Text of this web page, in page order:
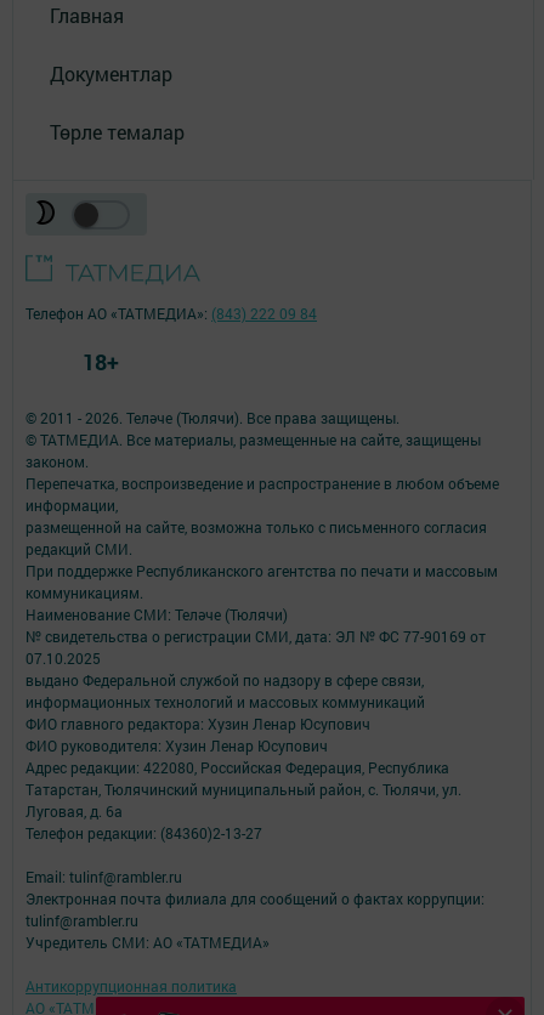
Главная
Документлар
Төрле темалар
© 2011 - 2026. Теләче (Тюлячи). Все права защищены.
© ТАТМЕДИА. Все материалы, размещенные на сайте, защищены
законом.
Перепечатка, воспроизведение и распространение в любом объеме
информации,
размещенной на сайте, возможна только с письменного согласия
редакций СМИ.
При поддержке Республиканского агентства по печати и массовым
коммуникациям.
Наименование СМИ: Теләче (Тюлячи)
№ свидетельства о регистрации СМИ, дата: ЭЛ № ФС 77-90169 от
07.10.2025
выдано Федеральной службой по надзору в сфере связи,
информационных технологий и массовых коммуникаций
ФИО главного редактора: Хузин Ленар Юсупович
ФИО руководителя: Хузин Ленар Юсупович
Адрес редакции: 422080, Российская Федерация, Республика
Татарстан, Тюлячинский муниципальный район, с. Тюлячи, ул.
Луговая, д. 6а
Телефон редакции: (84360)2-⁠13-⁠27
Email: tulinf@rambler.ru
Электронная почта филиала для сообщений о фактах коррупции:
tulinf@rambler.ru
Учредитель СМИ: АО «ТАТМЕДИА»
Антикоррупционная политика
АО «ТАТМЕДИА» использует «cookie»
для персонализации сервисов и
Телефон АО «ТАТМЕДИА»: (843) 222 09 84
18+